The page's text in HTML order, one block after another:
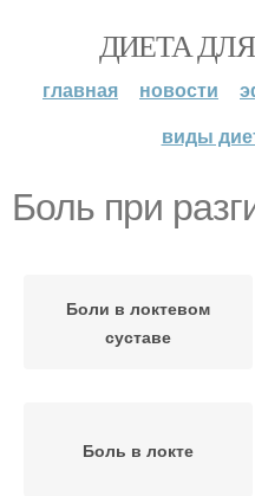
ДИЕТА
главная новости
виды
Боль при
Боли в локтевом
суставе
Боль в локте